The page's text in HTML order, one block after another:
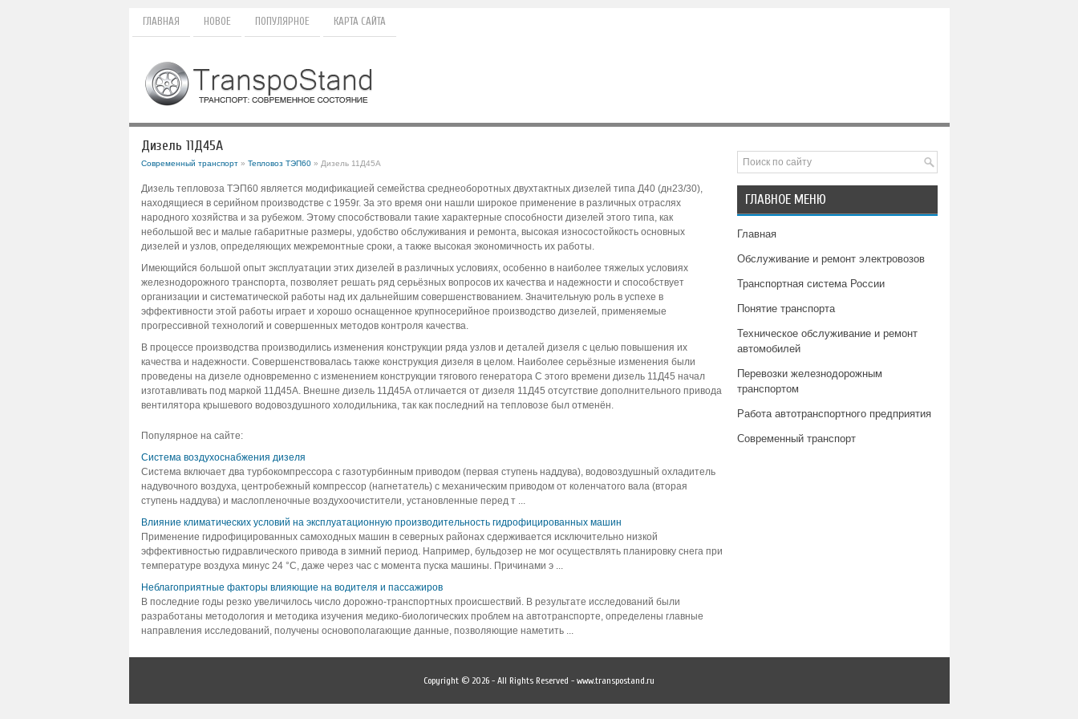
ГЛАВНАЯ НОВОЕ ПОПУЛЯРНОЕ КАРТА САЙТА
Дизель 11Д45А
Современный транспорт» Тепловоз ТЭП60» Дизель 11Д45А
Дизель тепловоза ТЭП60 является модификацией семейства среднеоборотных двухтактных дизелей типа Д40 (дн23/30),
находящиеся в серийном производстве с 1959г. За это время они нашли широкое применение в различных отраслях
народного хозяйства и за рубежом. Этому способствовали такие характерные способности дизелей этого типа, как
небольшой вес и малые габаритные размеры, удобство обслуживания и ремонта, высокая износостойкость основных
дизелей и узлов, определяющих межремонтные сроки, а также высокая экономичность их работы.
Имеющийся большой опыт эксплуатации этих дизелей в различных условиях, особенно в наиболее тяжелых условиях
железнодорожного транспорта, позволяет решать ряд серьёзных вопросов их качества и надежности и способствует
организации и систематической работы над их дальнейшим совершенствованием. Значительную роль в успехе в
эффективности этой работы играет и хорошо оснащенное крупносерийное производство дизелей, применяемые
прогрессивной технологий и совершенных методов контроля качества.
В процессе производства производились изменения конструкции ряда узлов и деталей дизеля с целью повышения их
качества и надежности. Совершенствовалась также конструкция дизеля в целом. Наиболее серьёзные изменения были
проведены на дизеле одновременно с изменением конструкции тягового генератора С этого времени дизель 11Д45 начал
изготавливать под маркой 11Д45А. Внешне дизель 11Д45А отличается от дизеля 11Д45 отсутствие дополнительного привода
вентилятора крышевого водовоздушного холодильника, так как последний на тепловозе был отменён.
Популярное на сайте:
Система воздухоснабжения дизеля
Система включает два турбокомпрессора с газотурбинным приводом (первая ступень наддува), водовоздушный охладитель
надувочного воздуха, центробежный компрессор (нагнетатель) с механическим приводом от коленчатого вала (вторая
ступень наддува) и маслопленочные воздухоочистители, установленные перед т ...
Влияние климатических условий на эксплуатационную производительность гидрофицированных машин
Применение гидрофицированных самоходных машин в северных районах сдерживается исключительно низкой
эффективностью гидравлического привода в зимний период. Например, бульдозер не мог осуществлять планировку снега при
температуре воздуха минус 24 °С, даже через час с момента пуска машины. Причинами э ...
Неблагоприятные факторы влияющие на водителя и пассажиров
В последние годы резко увеличилось число дорожно-транспортных происшествий. В результате исследований были
разработаны методология и методика изучения медико-биологических проблем на автотранспорте, определены главные
направления исследований, получены основополагающие данные, позволяющие наметить ...
ГЛАВНОЕ МЕНЮ
Главная
Обслуживание и ремонт электровозов
Транспортная система России
Понятие транспорта
Техническое обслуживание и ремонт
автомобилей
Перевозки железнодорожным
транспортом
Работа автотранспортного предприятия
Современный транспорт
Copyright © 2026 - All Rights Reserved - www.transpostand.ru